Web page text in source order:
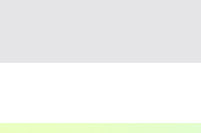
入試情報